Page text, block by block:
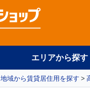
エリアから探す
地域から賃貸居住用を探す